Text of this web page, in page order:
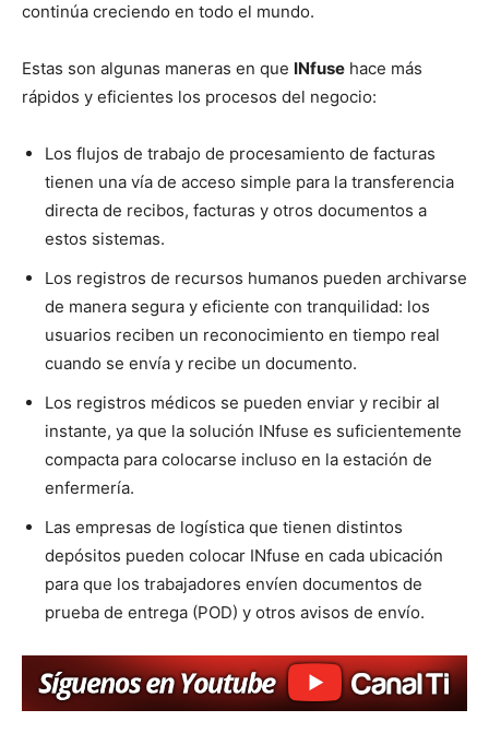
continúa creciendo en todo el mundo.
Estas son algunas maneras en que INfuse hace más
rápidos y eficientes los procesos del negocio:
Los flujos de trabajo de procesamiento de facturas
tienen una vía de acceso simple para la transferencia
directa de recibos, facturas y otros documentos a
estos sistemas.
Los registros de recursos humanos pueden archivarse
de manera segura y eficiente con tranquilidad: los
usuarios reciben un reconocimiento en tiempo real
cuando se envía y recibe un documento.
Los registros médicos se pueden enviar y recibir al
instante, ya que la solución INfuse es suficientemente
compacta para colocarse incluso en la estación de
enfermería.
Las empresas de logística que tienen distintos
depósitos pueden colocar INfuse en cada ubicación
para que los trabajadores envíen documentos de
prueba de entrega (POD) y otros avisos de envío.